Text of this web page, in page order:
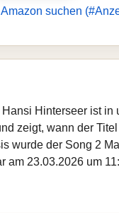
Amazon suchen
Hinterseer ist
zeigt, wann der
wurde der Song 2
am 23.03.2026 um